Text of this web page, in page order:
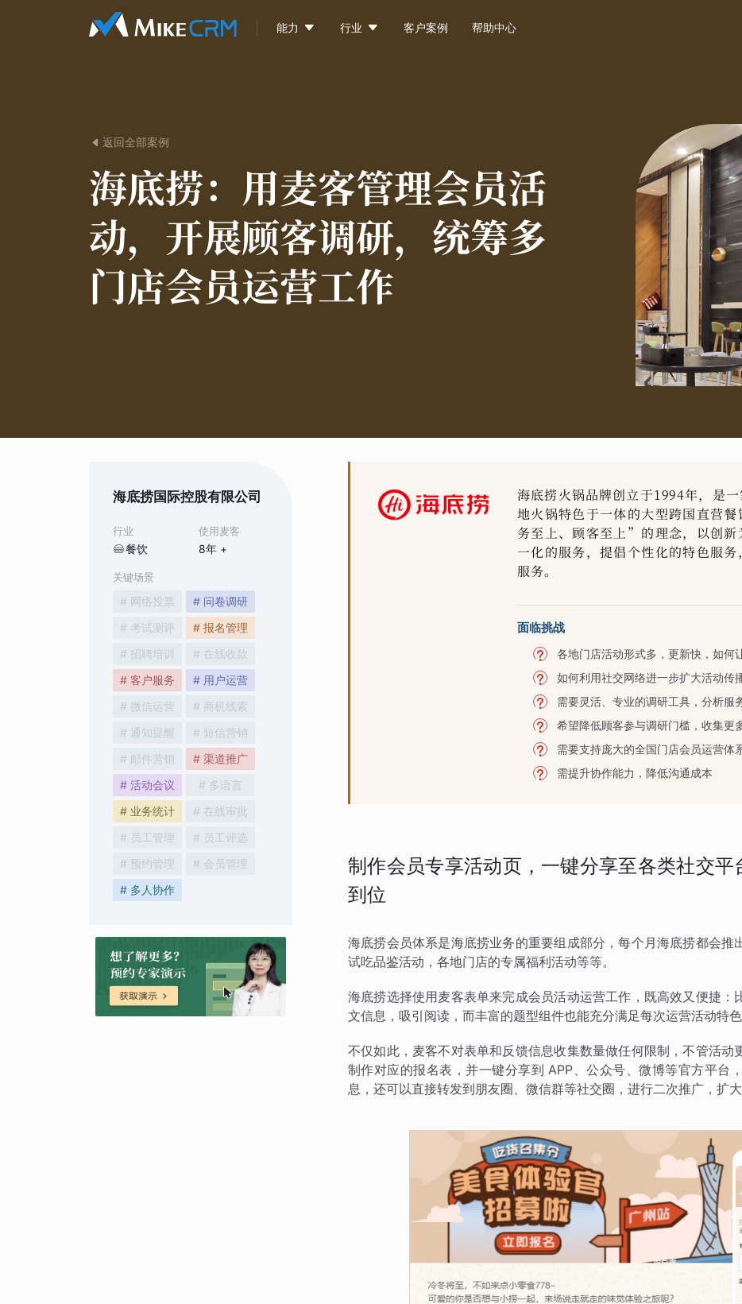
能力  行业  客户案例 帮助中心
 返回全部案例
海底捞： 用麦客管理会员活
动，开展顾客调研，统筹多
门店会员运营工作
海底捞国际控股有限公司
行业
餐饮
使用麦客
8年 +
关键场景
# 网络投票
# 问卷调研
# 考试测评
# 报名管理
# 招聘培训
# 在线收款
# 客户服务
# 用户运营
# 微信运营
# 商机线索
# 通知提醒
# 短信营销
# 邮件营销
# 渠道推广
# 活动会议
# 多语言
# 业务统计
# 在线审批
# 员工管理
# 员工评选
# 预约管理
# 会员管理
# 多人协作
海底捞火锅品牌创立于1994年，是
地火锅特色于一体的大型跨国直营
务至上、顾客至上”的理念，以创
一化的服务，提倡个性化的特色服
服务。
面临挑战
各地门店活动形式多，更新快，如何
如何利用社交网络进一步扩大活动传
需要灵活、专业的调研工具，分析服
希望降低顾客参与调研门槛，收集更
需要支持庞大的全国门店会员运营体
需提升协作能力，降低沟通成本
制作会员专享活动页，一键分享至各类社交
到位
海底捞会员体系是海底捞业务的重要组成部分，每个月海底捞都会
试吃品鉴活动，各地门店的专属福利活动等等。
海底捞选择使用麦客表单来完成会员活动运营工作，既高效又便捷
文信息，吸引阅读，而丰富的题型组件也能充分满足每次运营活动特色
不仅如此，麦客不对表单和反馈信息收集数量做任何限制，不管活
制作对应的报名表，并一键分享到 APP、公众号、微博等官方平台
息，还可以直接转发到朋友圈、微信群等社交圈，进行二次推广，扩大